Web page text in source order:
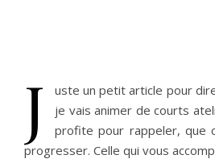
J
uste un petit article pour
je vais animer de courts
profite pour rappeler, que
progresser. Celle qui vous